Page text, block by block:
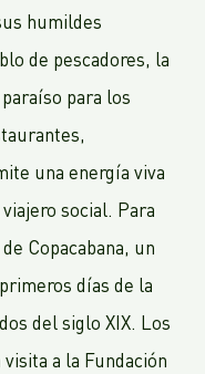
humildes
de pescadores, la
para los
una energía viva
social. Para
Copacabana, un
días de la
del siglo XIX. Los
a la Fundación